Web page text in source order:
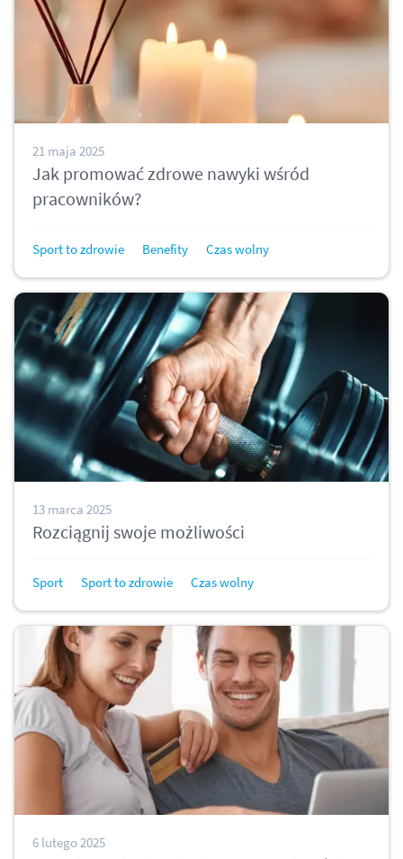
21 maja 2025
Jak promować zdrowe nawyki wśród
pracowników?
Sport to zdrowie Benefity Czas wolny
13 marca 2025
Rozciągnij swoje możliwości
Sport Sport to zdrowie Czas wolny
6 lutego 2025